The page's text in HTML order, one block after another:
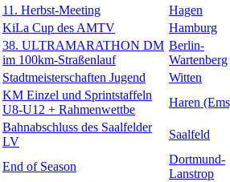
11. Herbst-Meeting
Hagen
KiLa Cup des AMTV
Hamburg
38. ULTRAMARATHON DM
im 100km-Straßenlauf
Berlin-
Wartenberg
Stadtmeisterschaften Jugend
Witten
KM Einzel und Sprintstaffeln
U8-U12 + Rahmenwettbe
Haren
Bahnabschluss des Saalfelder
LV
Saalfeld
End of Season
Dortmund-
Lanstrop